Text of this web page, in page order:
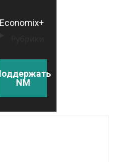
Economix+
NM